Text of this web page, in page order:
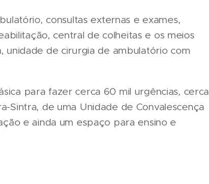
consultas externas e exames,
central de colheitas e os meios
unidade de cirurgia de ambulatório com
para fazer cerca 60 mil urgências, cerca
Sintra, de uma Unidade de Convalescença
e ainda um espaço para ensino e